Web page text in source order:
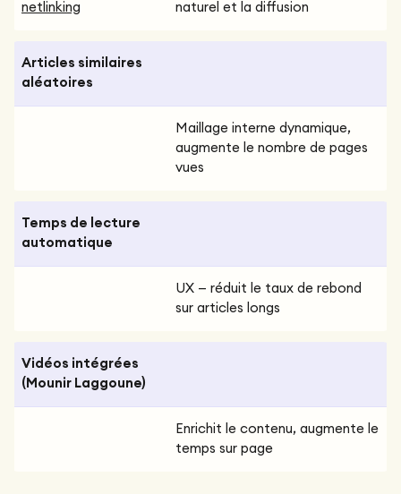
netlinking naturel et la diffusion
Articles similaires
aléatoires
Maillage interne dynamique,
augmente le nombre de pages
vues
Temps de lecture
automatique
UX — réduit le taux de rebond
sur articles longs
Vidéos intégrées
(Mounir Laggoune)
Enrichit le contenu, augmente le
temps sur page